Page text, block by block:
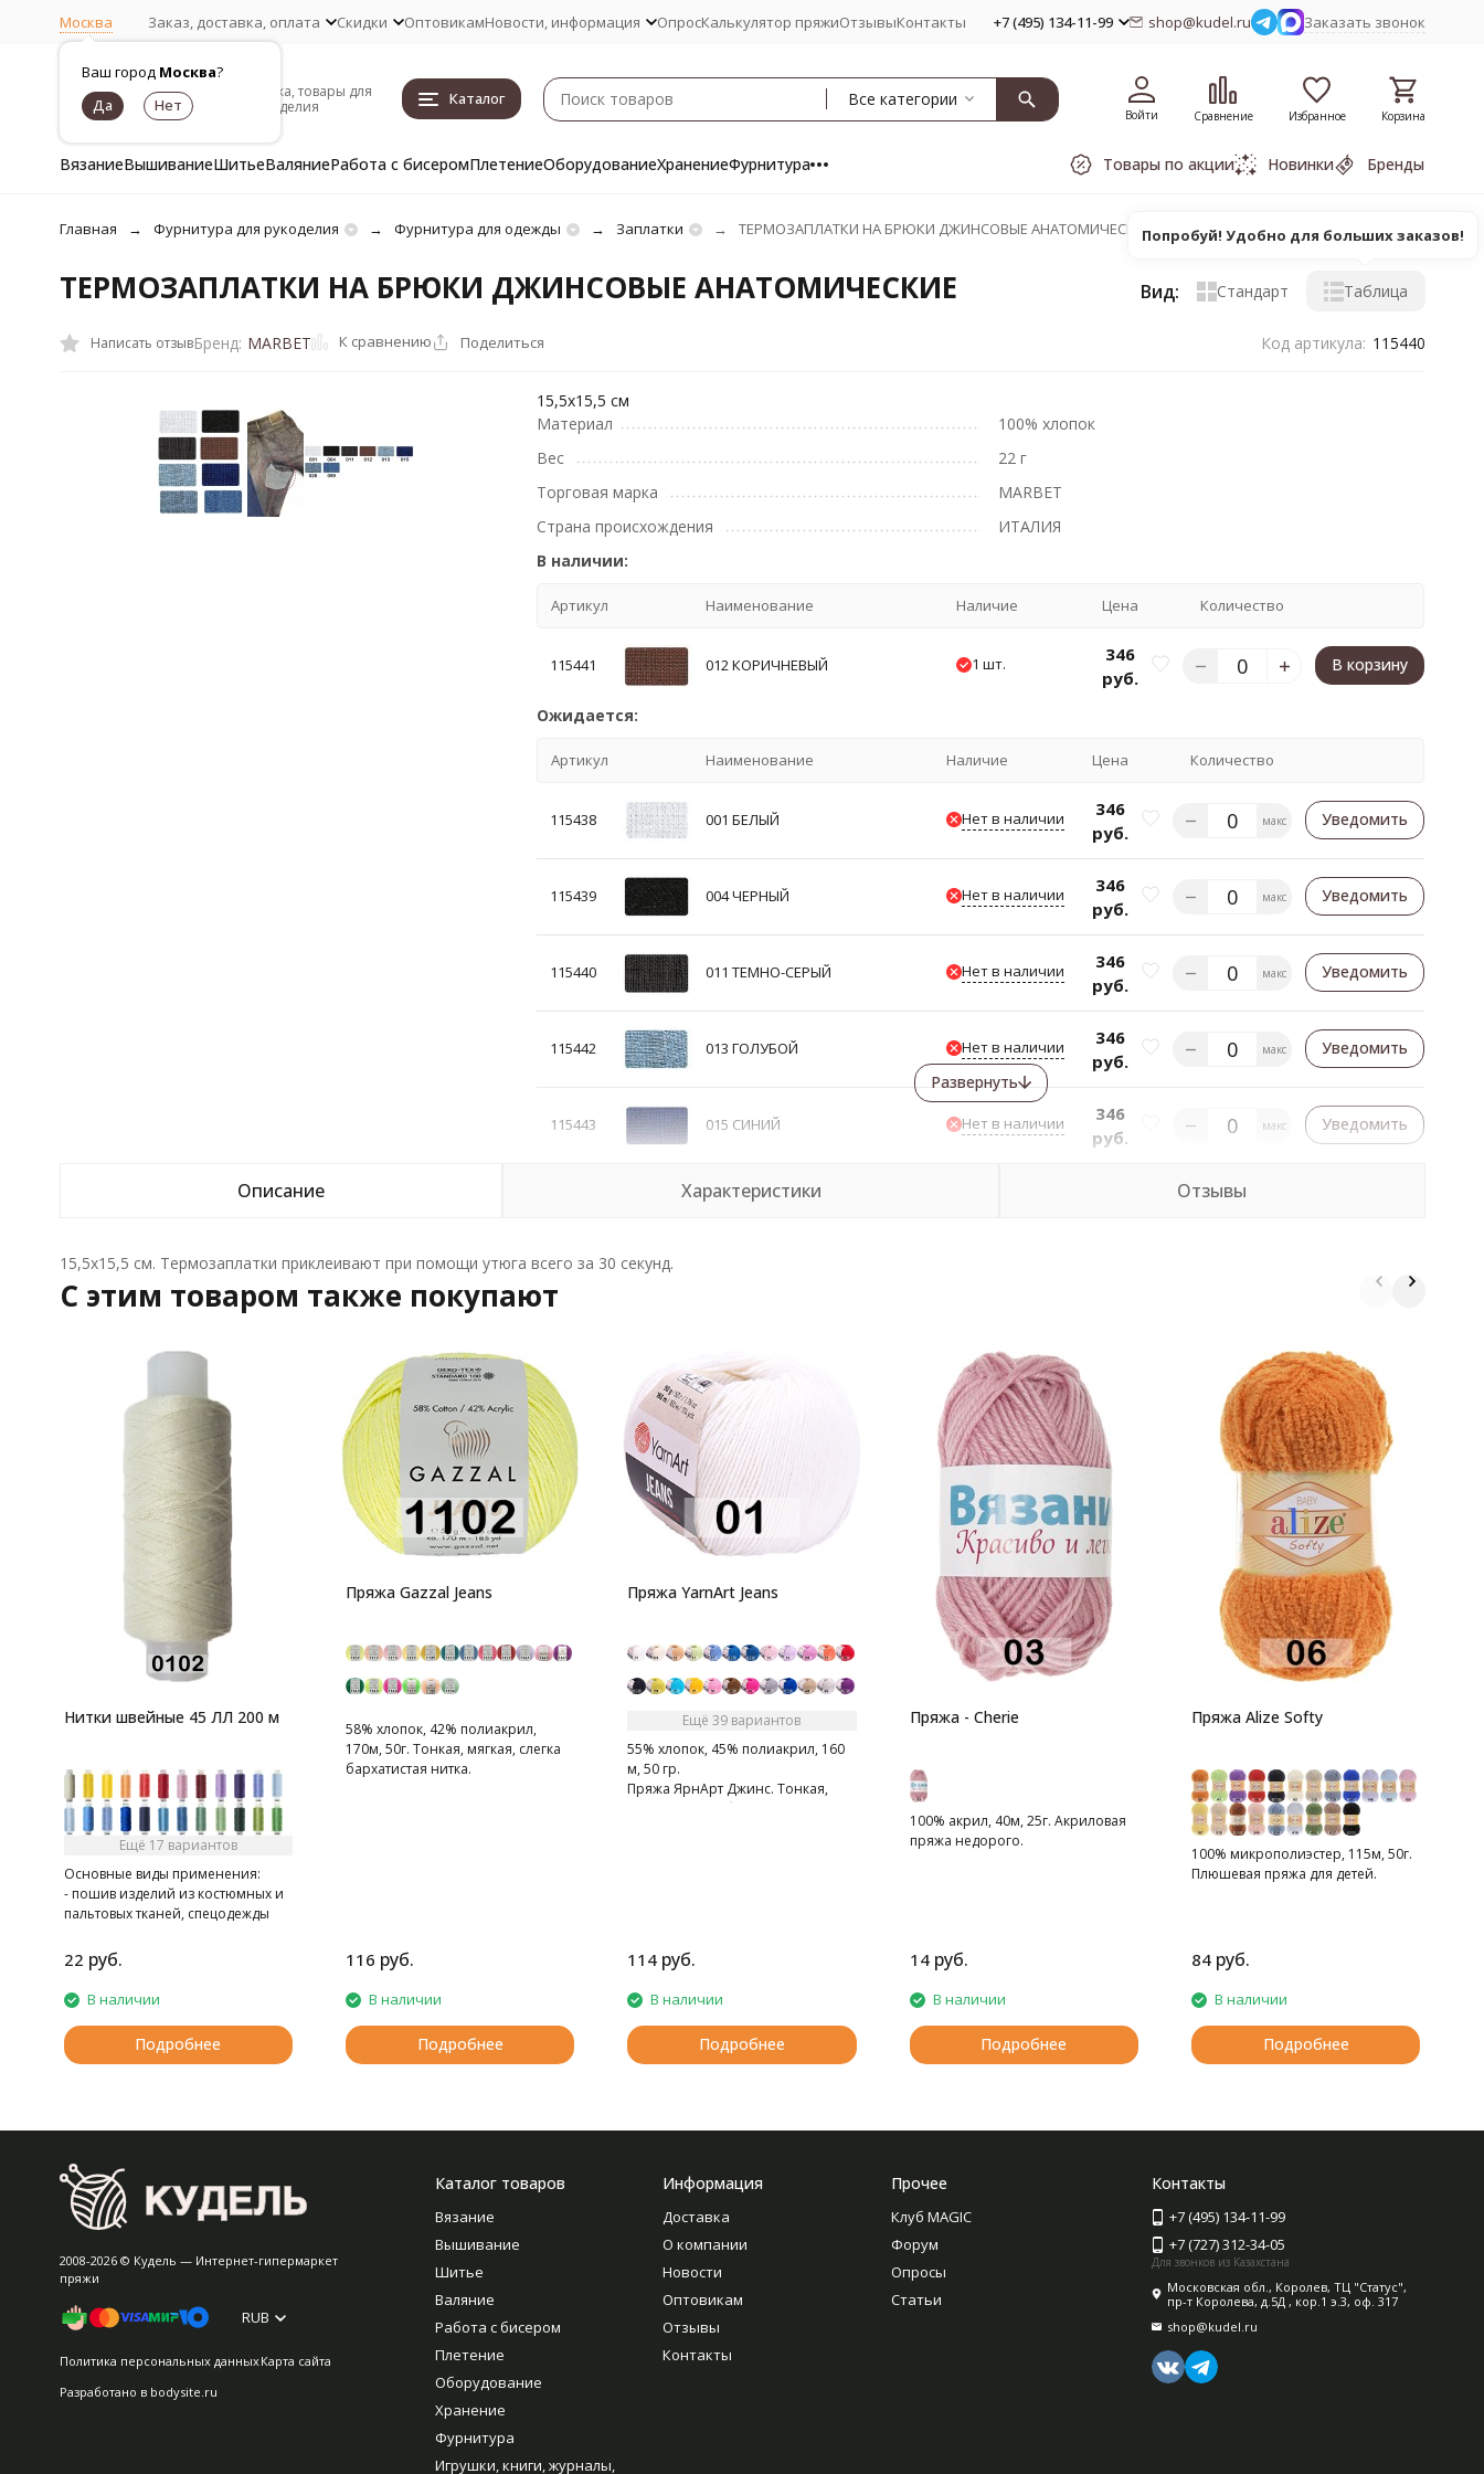
Москва
Ваш город Москва?
Заказ, доставка, оплата Скидки ОптовикамНовости, информация ОпросКалькулятор пряжиОтзывыКонтакты +7 (495) 134-11-99 shop@kudel.ru Заказать звонок
Пряжа, товары для
рукоделия
Каталог Все категории
Войти Сравнение Избранное Корзина
ВязаниеВышиваниеШитьеВаляниеРабота с бисеромПлетениеОборудованиеХранениеФурнитура Товары по акции Новинки Бренды
Главная Фурнитура для рукоделия Фурнитура для одежды Заплатки ТЕРМОЗАПЛАТКИ НА БРЮКИ ДЖИНСОВЫЕ АНАТОМИЧЕСКИЕ
ТЕРМОЗАПЛАТКИ НА БРЮКИ ДЖИНСОВЫЕ АНАТОМИЧЕСКИЕ Вид: Стандарт Таблица
Написать отзывБренд: MARBET К сравнению Поделиться Код артикула: 115440
15,5x15,5 см
Материал
100% хлопок
Вес
22 г
Торговая марка
MARBET
Страна происхождения
ИТАЛИЯ
В наличии:
Артикул Наименование Наличие Цена Количество
115441 012 КОРИЧНЕВЫЙ 1 шт.
346
руб.
В корзину
Ожидается:
Артикул Наименование Наличие Цена Количество
115438 001 БЕЛЫЙ Нет в наличии
346
руб.
макс Уведомить
115439 004 ЧЕРНЫЙ Нет в наличии
346
руб.
макс Уведомить
115440 011 ТЕМНО-СЕРЫЙ Нет в наличии
346
руб.
макс Уведомить
115442 013 ГОЛУБОЙ Нет в наличии
346
руб.
макс Уведомить
115443 015 СИНИЙ Нет в наличии
346
руб.
макс Уведомить
Развернуть
Описание Характеристики Отзывы
15,5x15,5 см. Термозаплатки приклеивают при помощи утюга всего за 30 секунд.
C этим товаром также покупают
Нитки швейные 45 ЛЛ 200 м
Ещё 17 вариантов
Основные виды применения:
- пошив изделий из костюмных и
пальтовых тканей, спецодежды
скреплении книг в типографии
22 руб.
В наличии
Подробнее
Пряжа Gazzal Jeans
58% хлопок, 42% полиакрил,
170м, 50г. Тонкая, мягкая, слегка
бархатистая нитка.
116 руб.
В наличии
Подробнее
Пряжа YarnArt Jeans
Ещё 39 вариантов
55% хлопок, 45% полиакрил, 160
м, 50 гр.
Пряжа ЯрнАрт Джинс. Тонкая,
мягкая, слегка бархатистая нитка.
114 руб.
В наличии
Подробнее
Пряжа - Cherie
100% акрил, 40м, 25г. Акриловая
пряжа недорого.
14 руб.
В наличии
Подробнее
Пряжа Alize Softy
100% микрополиэстер, 115м, 50г.
Плюшевая пряжа для детей.
84 руб.
В наличии
Подробнее
2008-2026 © Кудель — Интернет-гипермаркет
пряжи
RUB
Политика персональных данныхКарта сайта
Разработано в bodysite.ru
Каталог товаров
Вязание
Вышивание
Шитье
Валяние
Работа с бисером
Плетение
Оборудование
Хранение
Фурнитура
Игрушки, книги, журналы,
Информация
Доставка
О компании
Новости
Оптовикам
Отзывы
Контакты
Прочее
Клуб MAGIC
Форум
Опросы
Статьи
Контакты
+7 (495) 134-11-99
+7 (727) 312-34-05
Для звонков из Казахстана
Московская обл., Королев, ТЦ "Статус",
пр-т Королева, д.5Д , кор.1 э.3, оф. 317
shop@kudel.ru
Попробуй! Удобно для больших заказов!